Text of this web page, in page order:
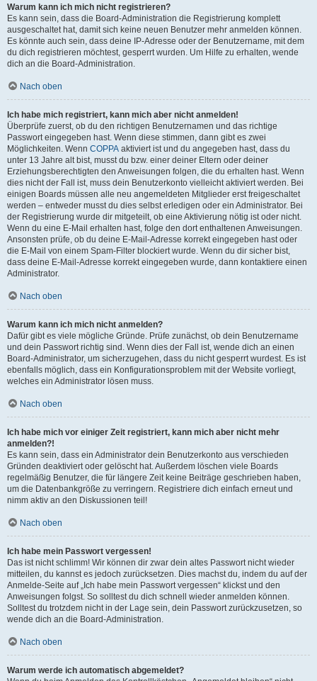
Warum kann ich mich nicht registrieren?
Es kann sein, dass die Board-Administration die Registrierung komplett
ausgeschaltet hat, damit sich keine neuen Benutzer mehr anmelden können.
Es könnte auch sein, dass deine IP-Adresse oder der Benutzername, mit dem
du dich registrieren möchtest, gesperrt wurden. Um Hilfe zu erhalten, wende
dich an die Board-Administration.
Nach oben
Ich habe mich registriert, kann mich aber nicht anmelden!
Überprüfe zuerst, ob du den richtigen Benutzernamen und das richtige
Passwort eingegeben hast. Wenn diese stimmen, dann gibt es zwei
Möglichkeiten. Wenn COPPA aktiviert ist und du angegeben hast, dass du
unter 13 Jahre alt bist, musst du bzw. einer deiner Eltern oder deiner
Erziehungsberechtigten den Anweisungen folgen, die du erhalten hast. Wenn
dies nicht der Fall ist, muss dein Benutzerkonto vielleicht aktiviert werden. Bei
einigen Boards müssen alle neu angemeldeten Mitglieder erst freigeschaltet
werden – entweder musst du dies selbst erledigen oder ein Administrator. Bei
der Registrierung wurde dir mitgeteilt, ob eine Aktivierung nötig ist oder nicht.
Wenn du eine E-Mail erhalten hast, folge den dort enthaltenen Anweisungen.
Ansonsten prüfe, ob du deine E-Mail-Adresse korrekt eingegeben hast oder
die E-Mail von einem Spam-Filter blockiert wurde. Wenn du dir sicher bist,
dass deine E-Mail-Adresse korrekt eingegeben wurde, dann kontaktiere einen
Administrator.
Nach oben
Warum kann ich mich nicht anmelden?
Dafür gibt es viele mögliche Gründe. Prüfe zunächst, ob dein Benutzername
und dein Passwort richtig sind. Wenn dies der Fall ist, wende dich an einen
Board-Administrator, um sicherzugehen, dass du nicht gesperrt wurdest. Es ist
ebenfalls möglich, dass ein Konfigurationsproblem mit der Website vorliegt,
welches ein Administrator lösen muss.
Nach oben
Ich habe mich vor einiger Zeit registriert, kann mich aber nicht mehr
anmelden?!
Es kann sein, dass ein Administrator dein Benutzerkonto aus verschieden
Gründen deaktiviert oder gelöscht hat. Außerdem löschen viele Boards
regelmäßig Benutzer, die für längere Zeit keine Beiträge geschrieben haben,
um die Datenbankgröße zu verringern. Registriere dich einfach erneut und
nimm aktiv an den Diskussionen teil!
Nach oben
Ich habe mein Passwort vergessen!
Das ist nicht schlimm! Wir können dir zwar dein altes Passwort nicht wieder
mitteilen, du kannst es jedoch zurücksetzen. Dies machst du, indem du auf der
Anmelde-Seite auf „Ich habe mein Passwort vergessen“ klickst und den
Anweisungen folgst. So solltest du dich schnell wieder anmelden können.
Solltest du trotzdem nicht in der Lage sein, dein Passwort zurückzusetzen, so
wende dich an die Board-Administration.
Nach oben
Warum werde ich automatisch abgemeldet?